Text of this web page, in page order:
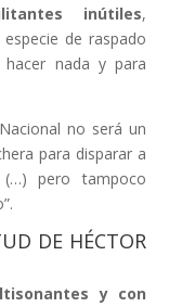
inútiles,
de raspado
nada y para
no será un
para disparar a
pero tampoco
DE HÉCTOR
y con